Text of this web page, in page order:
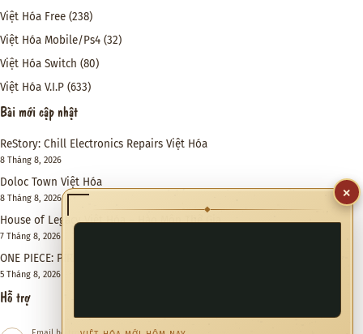
Việt Hóa Free (238)
Việt Hóa Mobile/Ps4 (32)
Việt Hóa Switch (80)
Việt Hóa V.I.P (633)
Bài mới cập nhật
ReStory: Chill Electronics Repairs Việt Hóa
8 Tháng 8, 2026
Doloc Town Việt Hóa
8 Tháng 8, 2026
House of Legacy Việt Hóa – Hào Môn Thế Gia
7 Tháng 8, 2026
ONE PIECE: PIRATE WARRIORS 4 Việt Hóa
5 Tháng 8, 2026
Hỗ trợ
×
◆